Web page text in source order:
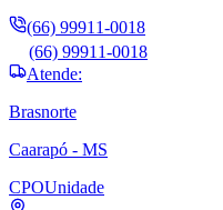
(66) 99911-0018
(66) 99911-0018
Atende:
Brasnorte
Caarapó - MS
CPOUnidade